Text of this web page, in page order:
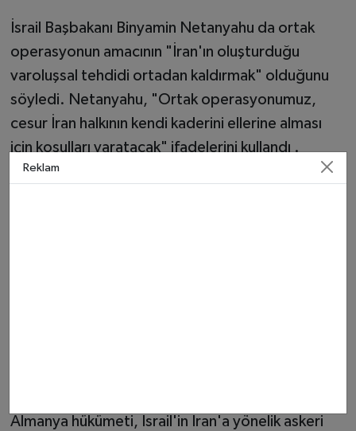
İsrail Başbakanı Binyamin Netanyahu da ortak
operasyonun amacının "İran'ın oluşturduğu
varoluşsal tehdidi ortadan kaldırmak" olduğunu
söyledi. Netanyahu, "Ortak operasyonumuz,
cesur İran halkının kendi kaderini ellerine alması
için koşulları yaratacak" ifadelerini kullandı .
Uluslararası tepkiler ve bölgesel
Almanya hükümeti, İsrail'in İran'a yönelik askeri
Reklam